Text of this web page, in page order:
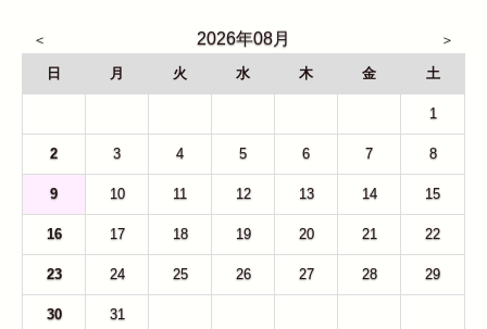
2026年08月
日 月 火 水 木 金 土
1
2 3 4 5 6 7 8
9 10 11 12 13 14 15
16 17 18 19 20 21 22
23 24 25 26 27 28 29
30 31